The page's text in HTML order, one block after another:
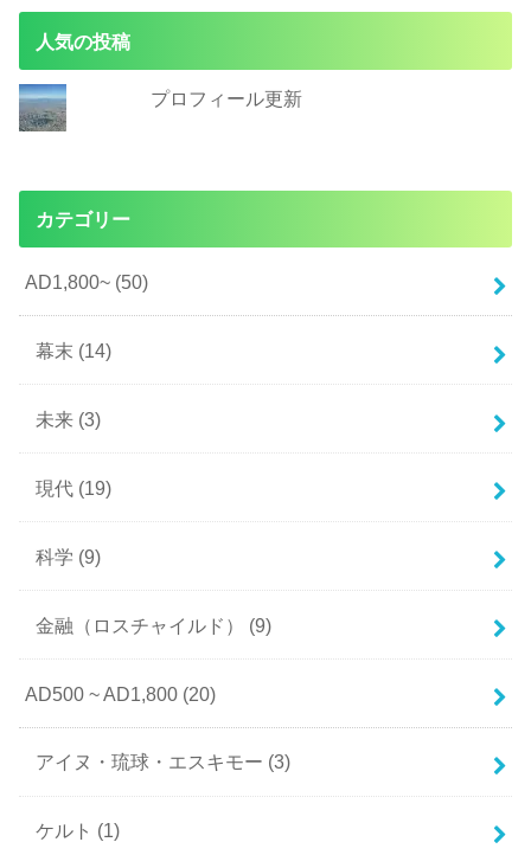
人気の投稿
プロフィール更新
カテゴリー
AD1,800~ (50)
幕末 (14)
未来 (3)
現代 (19)
科学 (9)
金融（ロスチャイルド） (9)
AD500 ~ AD1,800 (20)
アイヌ・琉球・エスキモー (3)
ケルト (1)